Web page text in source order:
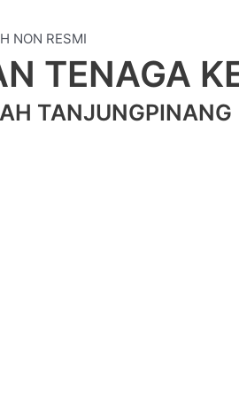
TENAGA
TANJUNGPINANG